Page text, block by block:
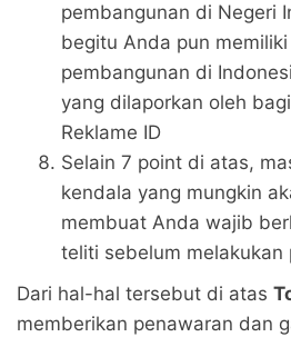
pembangunan di Negeri
begitu Anda pun
pembangunan di
yang dilaporkan oleh
Reklame ID
Selain 7 point di atas,
kendala yang mungkin
membuat Anda wajib
teliti sebelum melakukan
Dari hal-hal tersebut di atas
memberikan penawaran dan